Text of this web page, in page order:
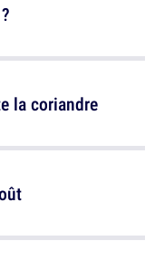
la coriandre